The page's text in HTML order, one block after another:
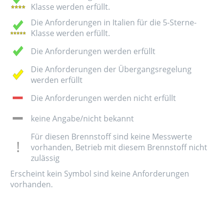
Klasse werden erfüllt.
Die Anforderungen in Italien für die 5-Sterne-
Klasse werden erfüllt.
Die Anforderungen werden erfüllt
Die Anforderungen der Übergangsregelung
werden erfüllt
Die Anforderungen werden nicht erfüllt
keine Angabe/nicht bekannt
Für diesen Brennstoff sind keine Messwerte
vorhanden, Betrieb mit diesem Brennstoff nicht
zulässig
Erscheint kein Symbol sind keine Anforderungen
vorhanden.